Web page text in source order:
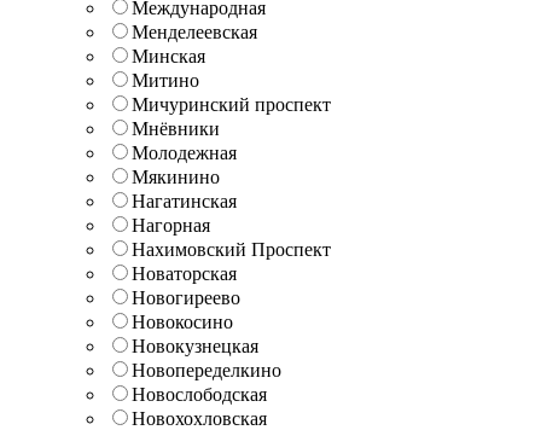
Международная
Менделеевская
Минская
Митино
Мичуринский проспект
Мнёвники
Молодежная
Мякинино
Нагатинская
Нагорная
Нахимовский Проспект
Новаторская
Новогиреево
Новокосино
Новокузнецкая
Новопеределкино
Новослободская
Новохохловская